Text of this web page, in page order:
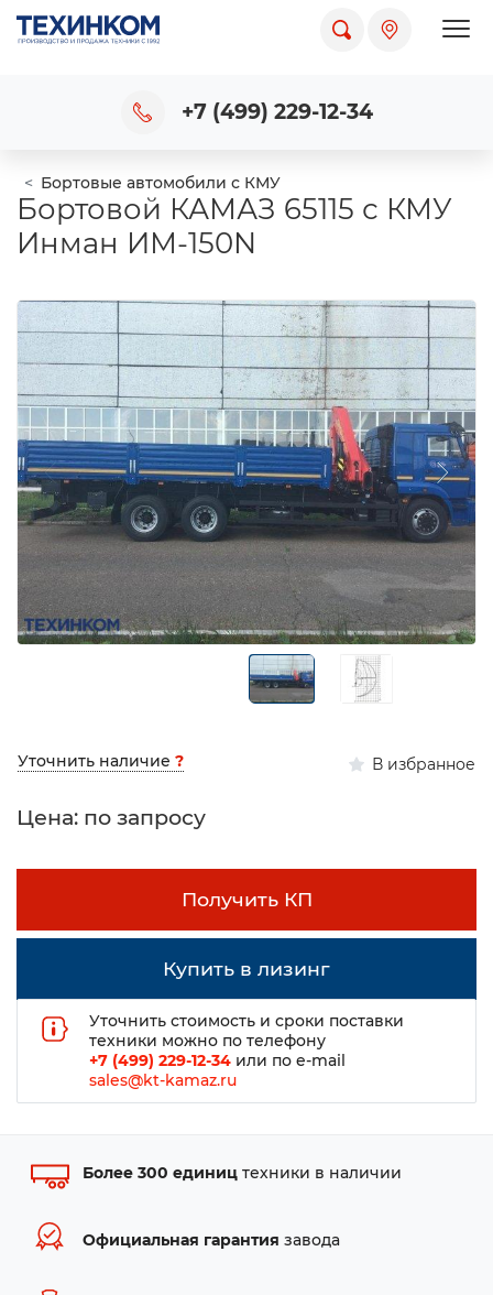
+7 (499) 229-12-34
Бортовые автомобили с КМУ
Бортовой КАМАЗ 65115 с КМУ
Инман ИМ-150N
Уточнить наличие ? В избранное
Цена: по запросу
Получить КП
Купить в лизинг
Уточнить стоимость и сроки поставки
техники можно по телефону
+7 (499) 229-12-34 или по e-mail
sales@kt-kamaz.ru
Более 300 единиц техники в наличии
Официальная гарантия завода